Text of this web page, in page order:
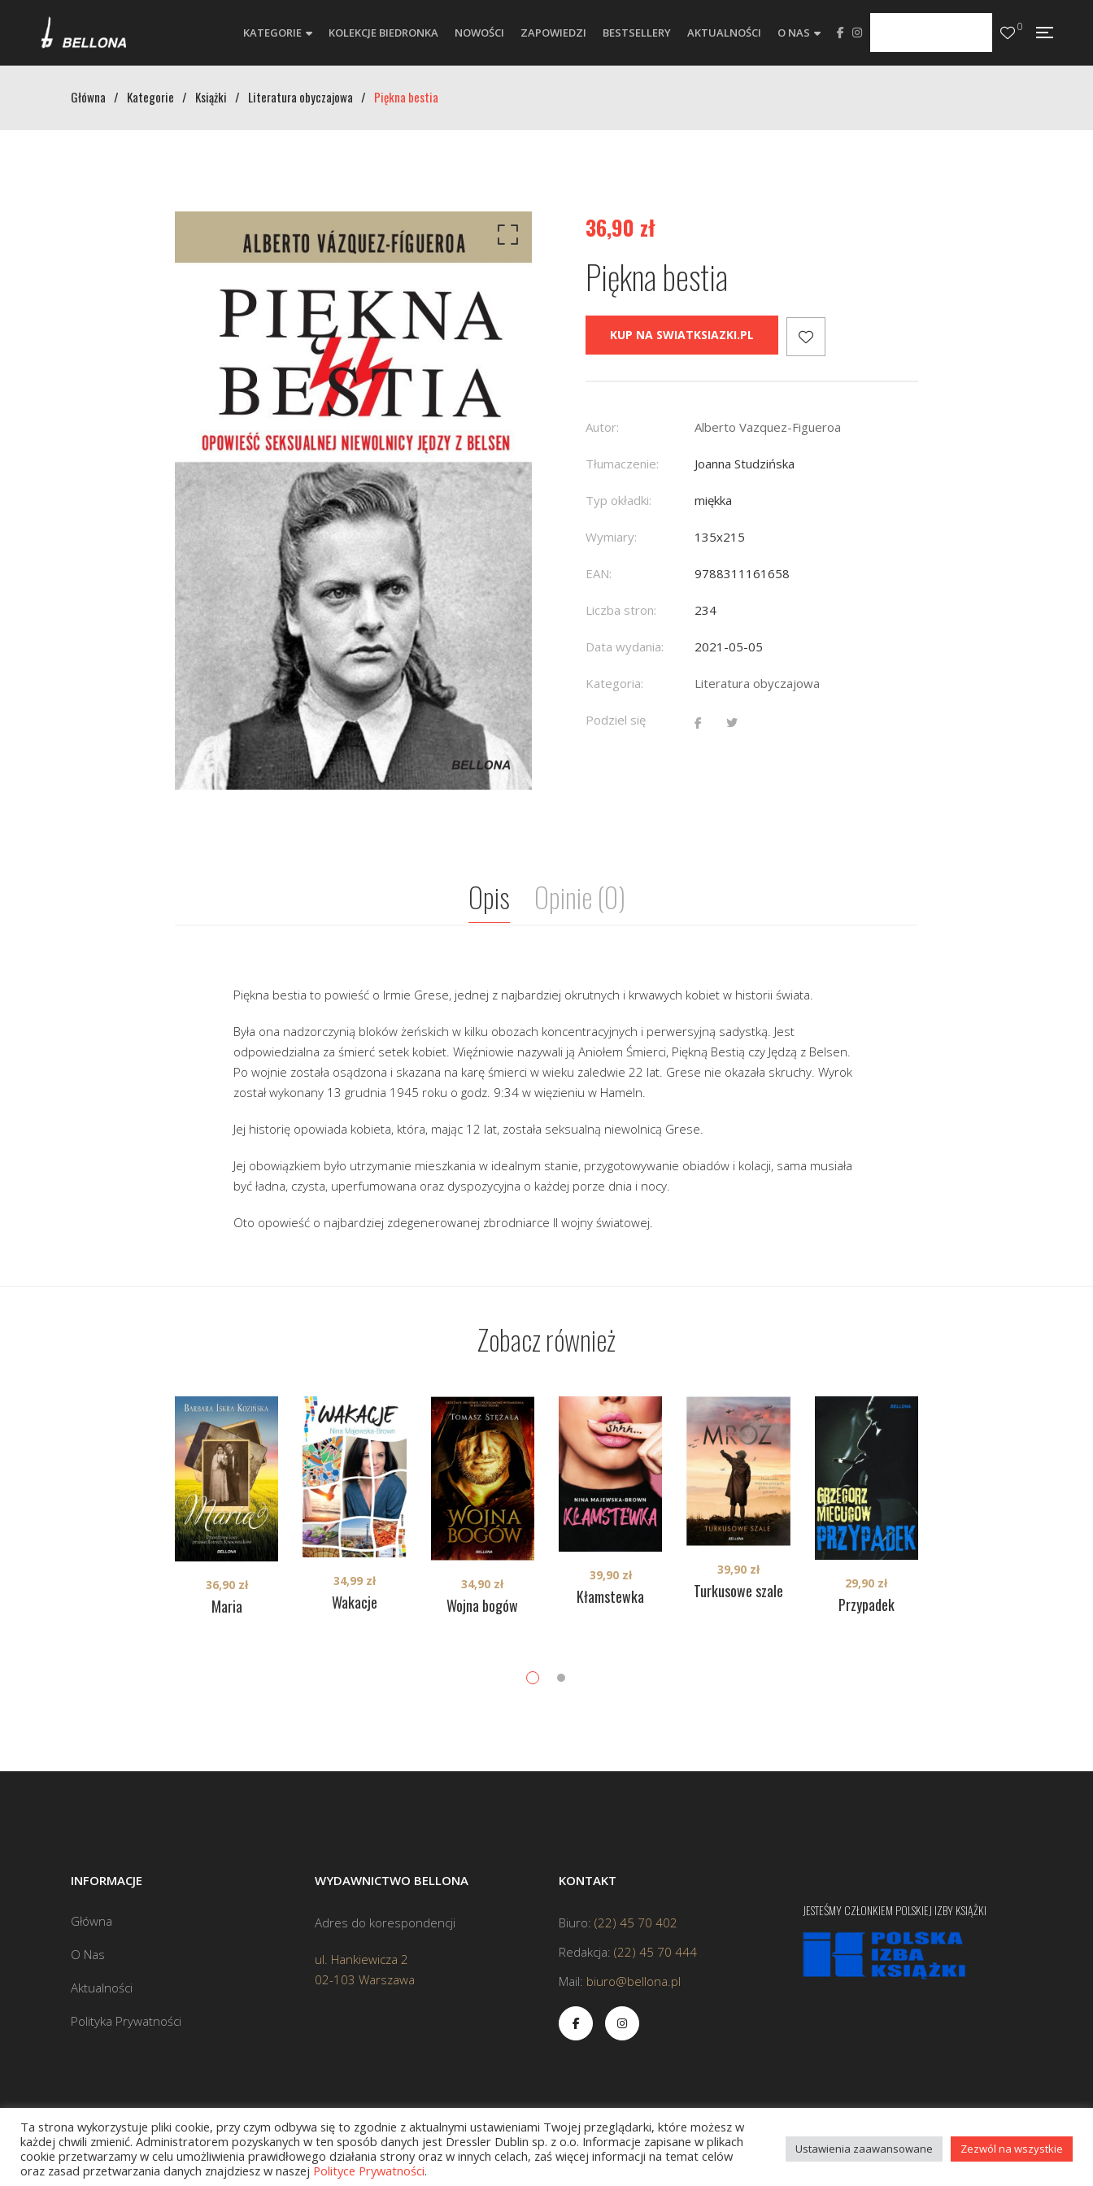
KATEGORIE KOLEKCJE BIEDRONKA NOWOŚCI ZAPOWIEDZI BESTSELLERY AKTUALNOŚCI O NAS 0
Główna / Kategorie / Książki / Literatura obyczajowa / Piękna bestia
36,90 zł
Piękna bestia
KUP NA SWIATKSIAZKI.PL
Autor: Alberto Vazquez-Figueroa
Tłumaczenie: Joanna Studzińska
Typ okładki: miękka
Wymiary: 135x215
EAN: 9788311161658
Liczba stron: 234
Data wydania: 2021-05-05
Kategoria: Literatura obyczajowa
Podziel się
Opis Opinie (0)
Piękna bestia to powieść o Irmie Grese, jednej z najbardziej okrutnych i krwawych kobiet w historii świata.
Była ona nadzorczynią bloków żeńskich w kilku obozach koncentracyjnych i perwersyjną sadystką. Jest
odpowiedzialna za śmierć setek kobiet. Więźniowie nazywali ją Aniołem Śmierci, Piękną Bestią czy Jędzą z Belsen.
Po wojnie została osądzona i skazana na karę śmierci w wieku zaledwie 22 lat. Grese nie okazała skruchy. Wyrok
został wykonany 13 grudnia 1945 roku o godz. 9:34 w więzieniu w Hameln.
Jej historię opowiada kobieta, która, mając 12 lat, została seksualną niewolnicą Grese.
Jej obowiązkiem było utrzymanie mieszkania w idealnym stanie, przygotowywanie obiadów i kolacji, sama musiała
być ładna, czysta, uperfumowana oraz dyspozycyjna o każdej porze dnia i nocy.
Oto opowieść o najbardziej zdegenerowanej zbrodniarce II wojny światowej.
Zobacz również
Maria
36,90 zł
Wakacje
34,99 zł
Wojna bogów
34,90 zł
Kłamstewka
39,90 zł
Turkusowe szale
39,90 zł
Przypadek
29,90 zł
INFORMACJE
Główna
O Nas
Aktualności
Polityka Prywatności
WYDAWNICTWO BELLONA
Adres do korespondencji
ul. Hankiewicza 2
02-103 Warszawa
KONTAKT
Biuro: (22) 45 70 402
Redakcja: (22) 45 70 444
Mail: biuro@bellona.pl
JESTEŚMY CZŁONKIEM POLSKIEJ IZBY KSIĄŻKI
Copyright © 2020 bellona.pl
Ta strona wykorzystuje pliki cookie, przy czym odbywa się to zgodnie z aktualnymi ustawieniami Twojej przeglądarki, które możesz w
każdej chwili zmienić. Administratorem pozyskanych w ten sposób danych jest Dressler Dublin sp. z o.o. Informacje zapisane w plikach
cookie przetwarzamy w celu umożliwienia prawidłowego działania strony oraz w innych celach, zaś więcej informacji na temat celów
oraz zasad przetwarzania danych znajdziesz w naszej Polityce Prywatności.
Ustawienia zaawansowane Zezwól na wszystkie